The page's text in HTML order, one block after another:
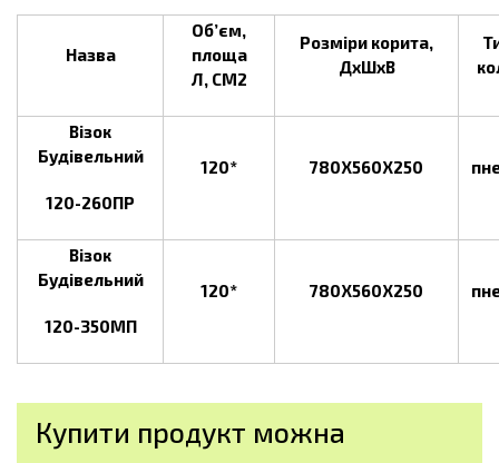
Назва
Об’єм,
площа
Л, СМ2
Розміри корита,
ДхШхВ
Візок
Будівельний
120-260ПР
120* 780Х560Х250
Візок
Будівельний
120-350МП
120* 780Х560Х250
Купити продукт можна